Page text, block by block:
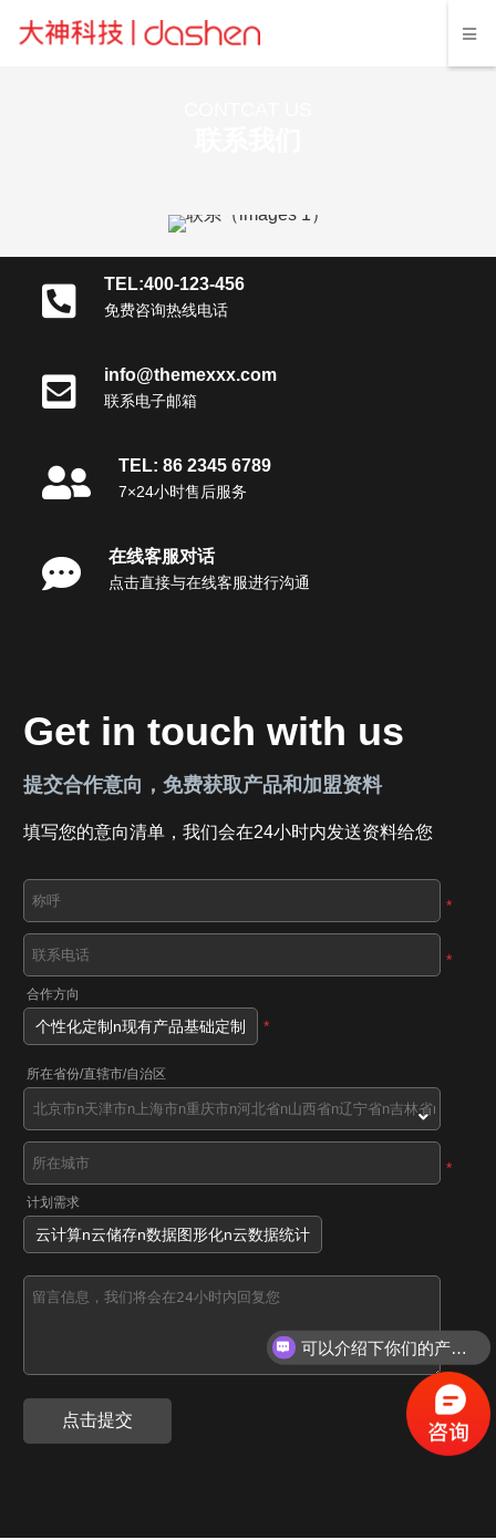
TEL:400-123-456
免费咨询热线电话
info@themexxx.com
联系电子邮箱
TEL: 86 2345 6789
7×24小时售后服务
在线客服对话
点击直接与在线客服进行沟通
Get in touch with us
提交合作意向，免费获取产品和加盟资料
填写您的意向清单，我们会在24小时内发送资料给您
*
*
合作方向
个性化定制n现有产品基础定制 *
所在省份/直辖市/自治区
*
计划需求
云计算n云储存n数据图形化n云数据统计
可以介绍下你们的产品么